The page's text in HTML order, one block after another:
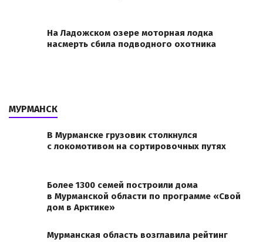
На Ладожском озере моторная лодка
насмерть сбила подводного охотника
МУРМАНСК
В Мурманске грузовик столкнулся
с локомотивом на сортировочных путях
Более 1300 семей построили дома
в Мурманской области по программе «Свой
дом в Арктике»
Мурманская область возглавила рейтинг